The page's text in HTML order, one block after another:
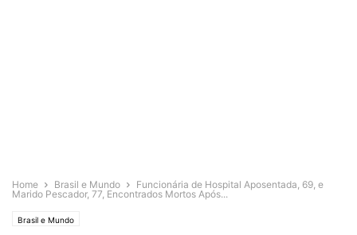
Home Brasil e Mundo
Funcionária de Hospital Aposentada, 69, e
Marido Pescador, 77, Encontrados Mortos Após...
Brasil e Mundo